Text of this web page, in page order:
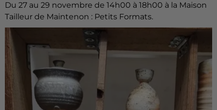
Du 27 au 29 novembre de 14h00 à 18h00 à la Maison
Tailleur de Maintenon : Petits Formats.